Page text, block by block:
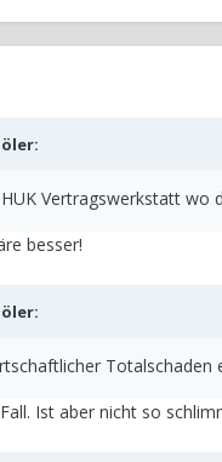
:
Vertragswerkstatt
besser!
:
Totalschaden
Ist aber nicht so